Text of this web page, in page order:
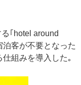
｢hotel around
客が不要となった
組みを導入した｡